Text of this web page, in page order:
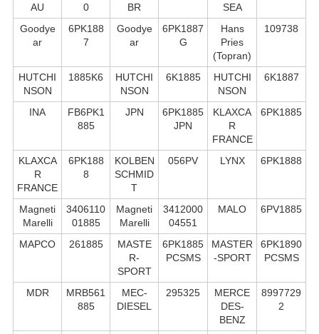
AU
0
BR
SEA
Goodye
ar
6PK188
7
Goodye
ar
6PK1887
G
Hans
Pries
(Topran)
109738
HUTCHI
NSON
1885K6
HUTCHI
NSON
6K1885
HUTCHI
NSON
6K1887
INA
FB6PK1
885
JPN
6PK1885
JPN
KLAXCA
R
FRANCE
6PK1885
KLAXCA
R
FRANCE
6PK188
8
KOLBEN
SCHMID
T
056PV LYNX 6PK1888
Magneti
Marelli
3406110
01885
Magneti
Marelli
3412000
04551
MALO 6PV1885
MAPCO 261885
MASTE
R-
SPORT
6PK1885
PCSMS
MASTER
-SPORT
6PK1890
PCSMS
MDR
MRB561
885
MEC-
DIESEL
295325
MERCE
DES-
BENZ
8997729
2